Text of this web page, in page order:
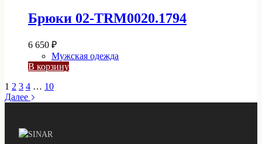
Брюки 02-TRM0020.1794
6 650 ₽
Мужская одежда
В корзину
1 2 3 4 … 10
Далее